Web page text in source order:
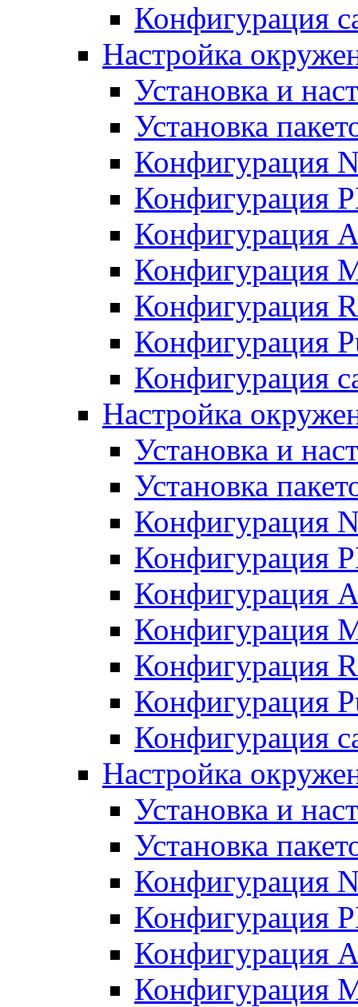
Конфигурация
Настройка
Установка и
Установка
Конфигурация
Конфигурация
Конфигурация
Конфигурация
Конфигурация
Конфигурация
Конфигурация
Настройка
Установка и
Установка
Конфигурация
Конфигурация
Конфигурация
Конфигурация
Конфигурация
Конфигурация
Конфигурация
Настройка
Установка и
Установка
Конфигурация
Конфигурация
Конфигурация
Конфигурация